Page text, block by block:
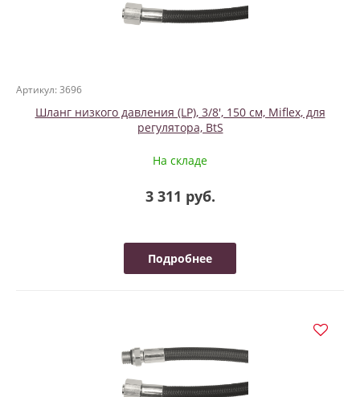
Артикул: 3696
Шланг низкого давления (LP), 3/8', 150 см, Miflex, для
регулятора, BtS
На складе
3 311 руб.
Подробнее